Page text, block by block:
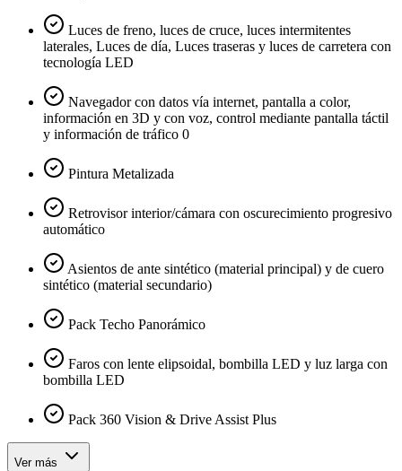
Luces de freno, luces de cruce, luces intermitentes
laterales, Luces de día, Luces traseras y luces de carretera con
tecnología LED
Navegador con datos vía internet, pantalla a color,
información en 3D y con voz, control mediante pantalla táctil
y información de tráfico 0
Pintura Metalizada
Retrovisor interior/cámara con oscurecimiento progresivo
automático
Asientos de ante sintético (material principal) y de cuero
sintético (material secundario)
Pack Techo Panorámico
Faros con lente elipsoidal, bombilla LED y luz larga con
bombilla LED
Pack 360 Vision & Drive Assist Plus
Ver más